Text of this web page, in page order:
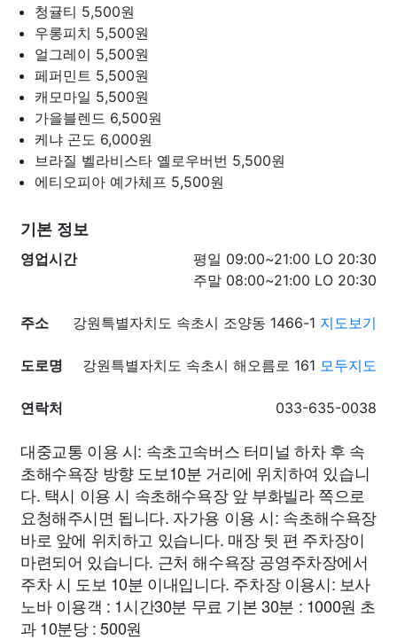
청귤티 5,500원
우롱피치 5,500원
얼그레이 5,500원
페퍼민트 5,500원
캐모마일 5,500원
가을블렌드 6,500원
케냐 곤도 6,000원
브라질 벨라비스타 옐로우버번 5,500원
에티오피아 예가체프 5,500원
기본 정보
영업시간
평일 09:00~21:00 LO 20:30
주말 08:00~21:00 LO 20:30
주소 강원특별자치도 속초시 조양동 1466-1 지도보기
도로명 강원특별자치도 속초시 해오름로 161 모두지도
연락처 033-635-0038
대중교통 이용 시: 속초고속버스 터미널 하차 후 속
초해수욕장 방향 도보10분 거리에 위치하여 있습니
다. 택시 이용 시 속초해수욕장 앞 부화빌라 쪽으로
요청해주시면 됩니다. 자가용 이용 시: 속초해수욕장
바로 앞에 위치하고 있습니다. 매장 뒷 편 주차장이
마련되어 있습니다. 근처 해수욕장 공영주차장에서
주차 시 도보 10분 이내입니다. 주차장 이용시: 보사
노바 이용객 : 1시간30분 무료 기본 30분 : 1000원 초
과 10분당 : 500원